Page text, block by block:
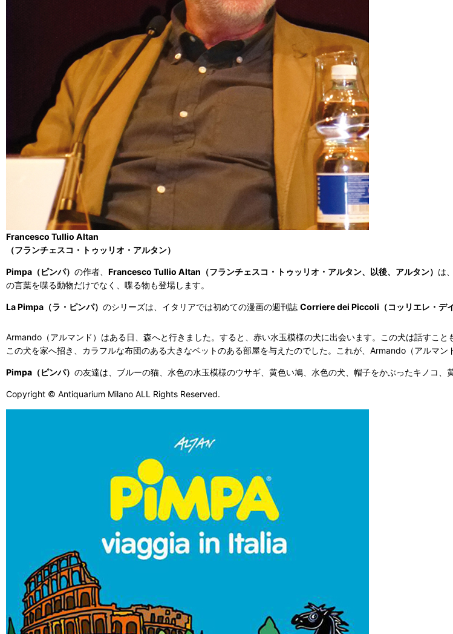
Francesco Tullio Altan
（フランチェスコ・トゥッリオ・アルタン）
Pimpa（ピンパ） の作者、 Francesco Tullio Altan（フランチェスコ・トゥッリオ・アルタン、以後、アルタン） は
の言葉を喋る動物だけでなく、喋る物も登場します。
La Pimpa（ラ・ピンパ） のシリーズは、イタリアでは初めての漫画の週刊誌 Corriere dei Piccoli（コッリエレ・デイ
Armando（アルマンド）はある日、森へと行きました。すると、赤い水玉模様の犬に出会います。この犬は話すこ
この犬を家へ招き、カラフルな布団のある大きなベットのある部屋を与えたのでした。これが、Armando（アルマン
Pimpa（ピンパ） の友達は、ブルーの猫、水色の水玉模様のウサギ、黄色い鳩、水色の犬、帽子をかぶったキノコ、
Copyright © Antiquarium Milano ALL Rights Reserved.